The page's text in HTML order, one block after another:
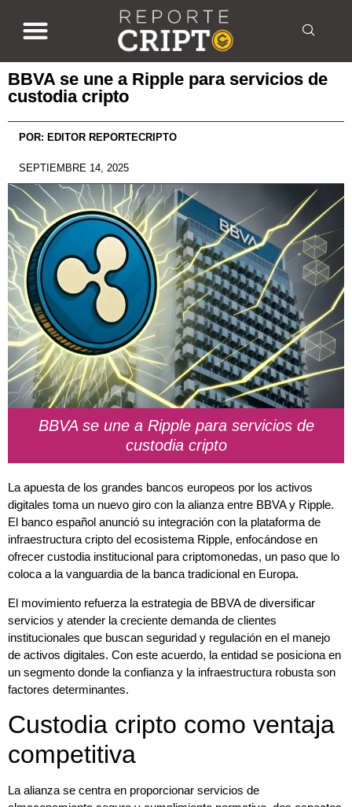
BBVA se une a Ripple para servicios de
custodia cripto
POR: EDITOR REPORTECRIPTO
SEPTIEMBRE 14, 2025
BBVA se une a Ripple para servicios de
custodia cripto
La apuesta de los grandes bancos europeos por los activos
digitales toma un nuevo giro con la alianza entre BBVA y Ripple.
El banco español anunció su integración con la plataforma de
infraestructura cripto del ecosistema Ripple, enfocándose en
ofrecer custodia institucional para criptomonedas, un paso que lo
coloca a la vanguardia de la banca tradicional en Europa.
El movimiento refuerza la estrategia de BBVA de diversificar
servicios y atender la creciente demanda de clientes
institucionales que buscan seguridad y regulación en el manejo
de activos digitales. Con este acuerdo, la entidad se posiciona en
un segmento donde la confianza y la infraestructura robusta son
factores determinantes.
Custodia cripto como ventaja
competitiva
La alianza se centra en proporcionar servicios de